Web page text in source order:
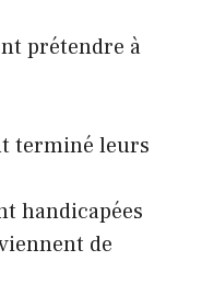
prétendre à
terminé leurs
handicapées
de